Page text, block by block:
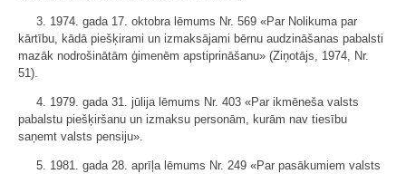
3. 1974. gada 17. oktobra lēmums Nr. 569 «Par Nolikuma par
kārtību, kādā piešķirami un izmaksājami bērnu audzināšanas pabalsti
mazāk nodrošinātām ģimenēm apstiprināšanu» (Ziņotājs, 1974, Nr.
51).
4. 1979. gada 31. jūlija lēmums Nr. 403 «Par ikmēneša valsts
pabalstu piešķiršanu un izmaksu personām, kurām nav tiesību
saņemt valsts pensiju».
5. 1981. gada 28. aprīļa lēmums Nr. 249 «Par pasākumiem valsts